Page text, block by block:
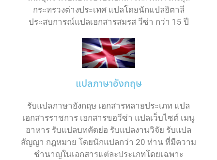
กระทรวงต่างประเทศ แปลโดยนักแปลอิตาลี
ประสบการณ์แปลเอกสารสมรส วีซ่า กว่า 15 ปี
แปลภาษาอังกฤษ
รับแปลภาษาอังกฤษ เอกสารหลายประเภท แปล
เอกสารราชการ เอกสารขอวีซ่า แปลเว็บไซต์ เมนู
อาหาร รับแปลบทคัดย่อ รับแปลงานวิจัย รับแปล
สัญญา กฎหมาย โดยนักแปลกว่า 20 ท่าน ที่มีความ
ชำนาญในเอกสารแต่ละประเภทโดยเฉพาะ